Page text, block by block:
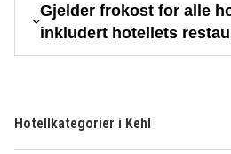
Gjelder frokost for alle
inkludert hotellets
Hotellkategorier i Kehl